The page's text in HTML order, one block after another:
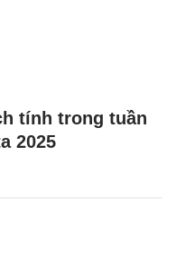
tính trong tuần
2025